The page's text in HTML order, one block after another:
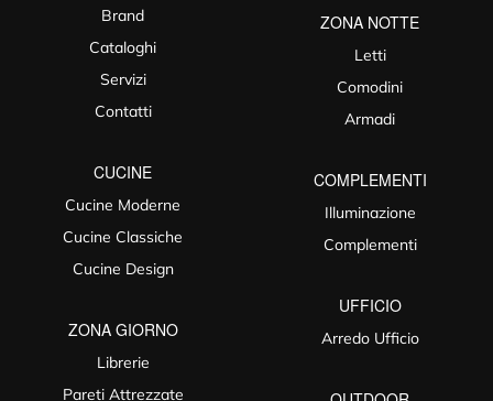
Brand
Cataloghi
Servizi
Contatti
CUCINE
Cucine Moderne
Cucine Classiche
Cucine Design
ZONA GIORNO
Librerie
Pareti Attrezzate
ZONA NOTTE
Letti
Comodini
Armadi
COMPLEMENTI
Illuminazione
Complementi
UFFICIO
Arredo Ufficio